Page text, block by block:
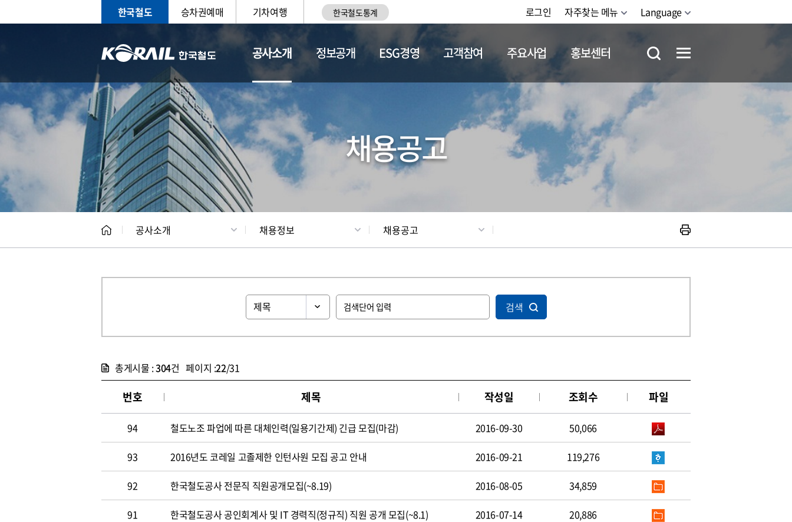
한국철도 승차권예매 기차여행 한국철도통계 로그인 자주찾는 메뉴 Language
공사소개
CEO 일반현황 채용정보
정보공개 ESG경영 고객참여 주요사업 홍보센터
채용공고
공사소개 채용정보 채용공고
검색
총게시물 :304건 페이지 :22/31
번호 제목 작성일 조회수 파일
94 철도노조 파업에 따른 대체인력(일용기간제) 긴급 모집(마감) 2016-09-30 50,066
93 2016년도 코레일 고졸제한 인턴사원 모집 공고 안내 2016-09-21 119,276
92 한국철도공사 전문직 직원공개모집(~8.19) 2016-08-05 34,859
91 한국철도공사 공인회계사 및 IT 경력직(정규직) 직원 공개 모집(~8.1) 2016-07-14 20,886